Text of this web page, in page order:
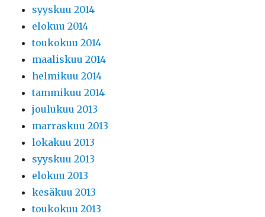
syyskuu 2014
elokuu 2014
toukokuu 2014
maaliskuu 2014
helmikuu 2014
tammikuu 2014
joulukuu 2013
marraskuu 2013
lokakuu 2013
syyskuu 2013
elokuu 2013
kesäkuu 2013
toukokuu 2013